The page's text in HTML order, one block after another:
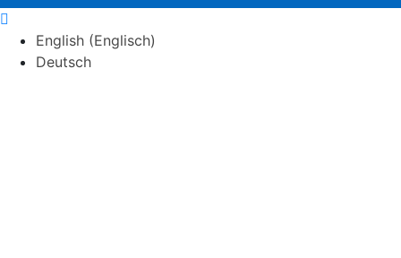
English (Englisch)
Deutsch